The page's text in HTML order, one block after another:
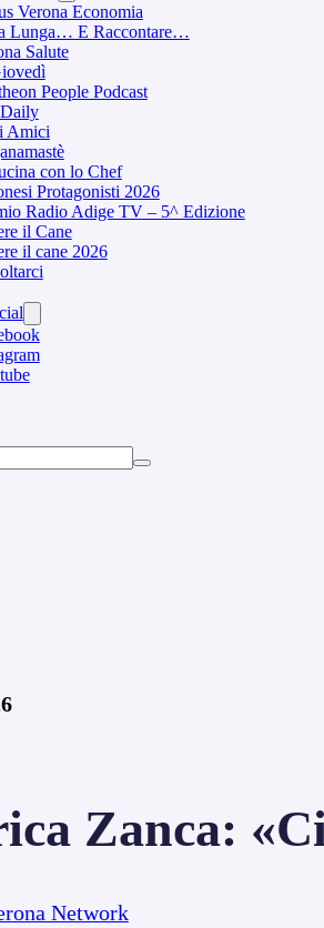
Verona Economia
Lunga… E Raccontare…
Salute
People Podcast
Amici
con lo Chef
Protagonisti 2026
Radio Adige TV – 5^ Edizione
il Cane
il cane 2026
Zanca:
Network